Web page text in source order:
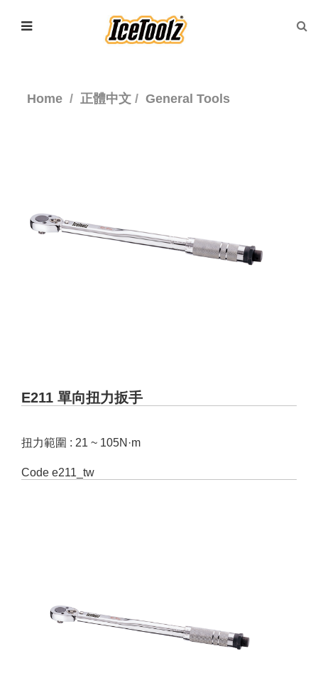
Home 正體中文 General Tools
E211 單向扭力扳手
扭力範圍 : 21 ~ 105N·m
Code e211_tw